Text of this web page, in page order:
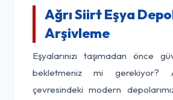
Ağrı Siirt Eşya
Arşivleme
Eşyalarınızı taşımadan önce
bekletmeniz mi
çevresindeki modern